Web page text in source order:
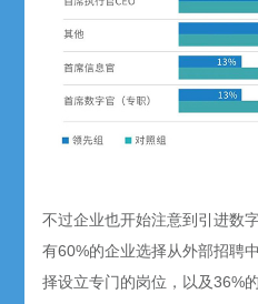
不过企业也开始注意到引进数
有60%的企业选择从外部招聘
择设立专门的岗位，以及36%